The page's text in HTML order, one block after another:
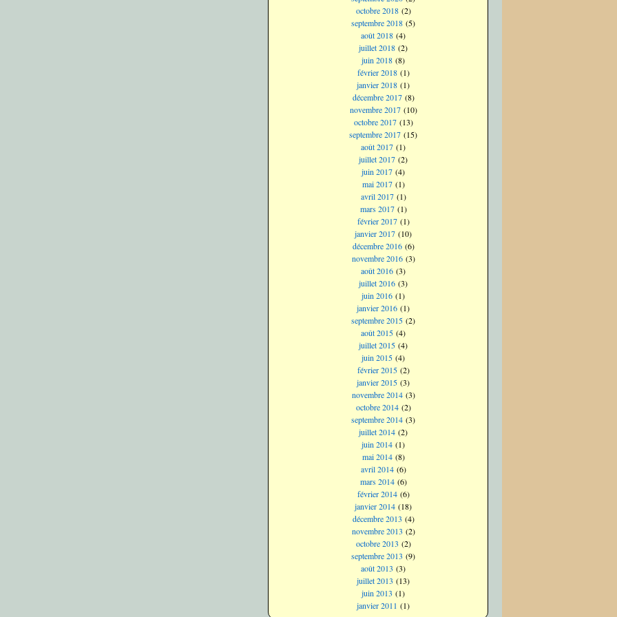
octobre 2018(2)
septembre 2018 (5)
août 2018 (4)
juillet 2018 (2)
juin 2018 (8)
février 2018(1)
janvier 2018 (1)
décembre 2017(8)
novembre 2017(10)
octobre 2017(13)
septembre 2017 (15)
août 2017 (1)
juillet 2017 (2)
juin 2017 (4)
mai 2017(1)
avril 2017(1)
mars 2017(1)
février 2017(1)
janvier 2017 (10)
décembre 2016(6)
novembre 2016(3)
août 2016 (3)
juillet 2016 (3)
juin 2016 (1)
janvier 2016 (1)
septembre 2015 (2)
août 2015 (4)
juillet 2015 (4)
juin 2015 (4)
février 2015(2)
janvier 2015 (3)
novembre 2014(3)
octobre 2014(2)
septembre 2014 (3)
juillet 2014 (2)
juin 2014 (1)
mai 2014(8)
avril 2014(6)
mars 2014(6)
février 2014(6)
janvier 2014 (18)
décembre 2013 (4)
novembre 2013 (2)
octobre 2013 (2)
septembre 2013 (9)
août 2013 (3)
juillet 2013 (13)
juin 2013 (1)
janvier 2011 (1)